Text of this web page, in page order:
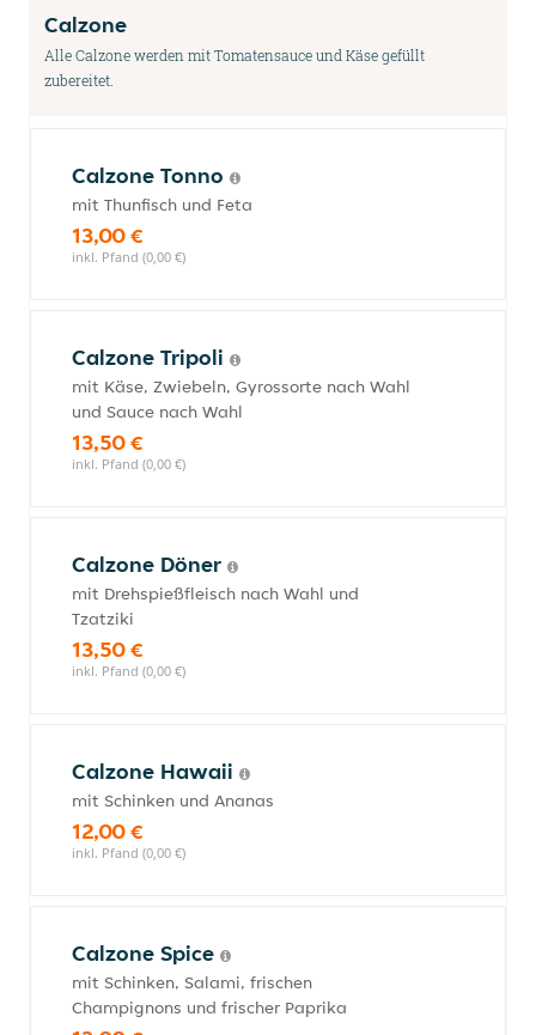
Calzone
Alle Calzone werden mit Tomatensauce und Käse gefüllt
zubereitet.
Calzone Tonno
mit Thunfisch und Feta
13,00 €
inkl. Pfand (0,00 €)
Calzone Tripoli
mit Käse, Zwiebeln, Gyrossorte nach Wahl
und Sauce nach Wahl
13,50 €
inkl. Pfand (0,00 €)
Calzone Döner
mit Drehspießfleisch nach Wahl und
Tzatziki
13,50 €
inkl. Pfand (0,00 €)
Calzone Hawaii
mit Schinken und Ananas
12,00 €
inkl. Pfand (0,00 €)
Calzone Spice
mit Schinken, Salami, frischen
Champignons und frischer Paprika